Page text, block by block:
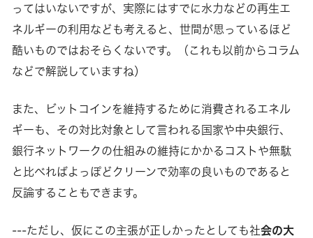
ってはいないですが、実際にはすでに水力などの再生エ
ネルギーの利用なども考えると、世間が思っているほど
酷いものではおそらくないです。（これも以前からコラム
などで解説していますね）
また、ビットコインを維持するために消費されるエネル
ギーも、その対比対象として言われる国家や中央銀行、
銀行ネットワークの仕組みの維持にかかるコストや無駄
と比べればよっぽどクリーンで効率の良いものであると
反論することもできます。
---ただし、仮にこの主張が正しかったとしても社会の大